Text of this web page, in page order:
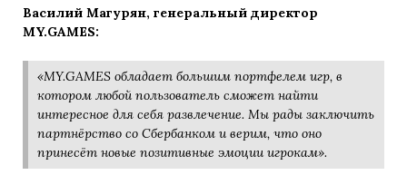
Василий Магурян, генеральный директор
MY.GAMES:
«MY.GAMES обладает большим портфелем игр, в
котором любой пользователь сможет найти
интересное для себя развлечение. Мы рады заключить
партнёрство со Сбербанком и верим, что оно
принесёт новые позитивные эмоции игрокам».